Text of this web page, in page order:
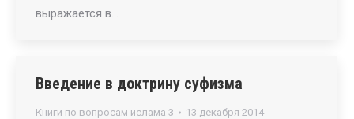
выражается в…
Введение в доктрину суфизма
Книги по вопросам ислама 3 13 декабря 2014